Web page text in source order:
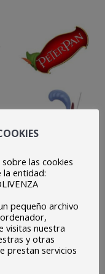
las cookies
la entidad:
pequeño archivo
visitas nuestra
y otras
prestan servicios